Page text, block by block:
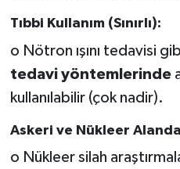
Tıbbi Kullanım (Sınırlı):
o Nötron ışını tedavisi
tedavi yöntemlerinde
kullanılabilir (çok nadir).
Askeri ve Nükleer
o Nükleer silah